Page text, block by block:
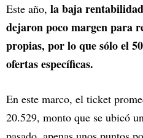
Este año, la baja
dejaron poco margen para
propias, por lo que sólo el
ofertas específicas.
En este marco, el ticket
20.529, monto que se ubicó